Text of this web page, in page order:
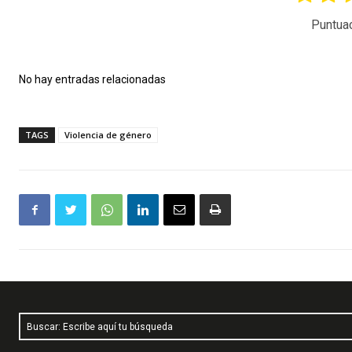
No hay entradas relacionadas
TAGS Violencia de género
Buscar: Escribe aquí tu búsqueda